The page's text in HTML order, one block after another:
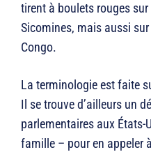
tirent à boulets rouges
Sicomines, mais aussi
Congo.
La terminologie est faite
Il se trouve d’ailleurs un
parlementaires aux
famille – pour en appeler